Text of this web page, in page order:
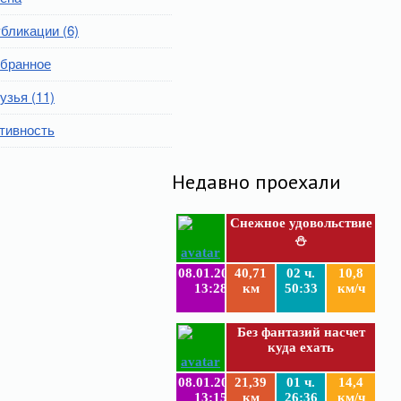
Недавно проехали
Снежное удовольствие
⛄
08.01.2019
13:28
40,71
км
02 ч.
50:33
10,8
км/ч
Без фантазий насчет
куда ехать
08.01.2019
13:15
21,39
км
01 ч.
26:36
14,4
км/ч
(6)
(11)